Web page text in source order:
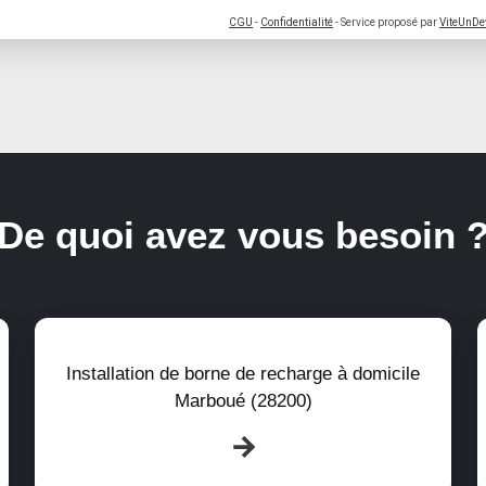
CGU - Confidentialité- Service proposé par
quoi avez vous besoin
Installation de borne de recharge à domicile
Marboué (28200)